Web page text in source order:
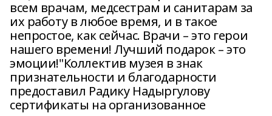
всем врачам, медсестрам и санитарам за
их работу в любое время, и в такое
непростое, как сейчас. Врачи – это герои
нашего времени! Лучший подарок – это
эмоции!"Коллектив музея в знак
признательности и благодарности
предоставил Радику Надыргулову
сертификаты на организованное